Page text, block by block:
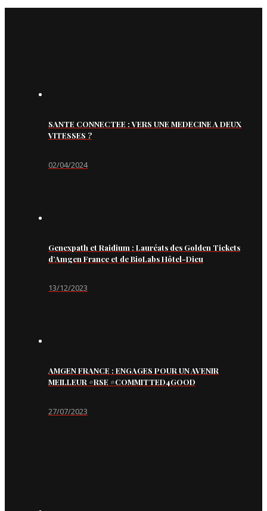
SANTE CONNECTEE : VERS UNE MEDECINE A DEUX
VITESSES ?
02/04/2024
Genexpath et Raidium : Lauréats des Golden Tickets
d’Amgen France et de BioLabs Hôtel-Dieu
13/12/2023
AMGEN FRANCE : ENGAGES POUR UN AVENIR
MEILLEUR #RSE #COMMITTED4GOOD
27/07/2023